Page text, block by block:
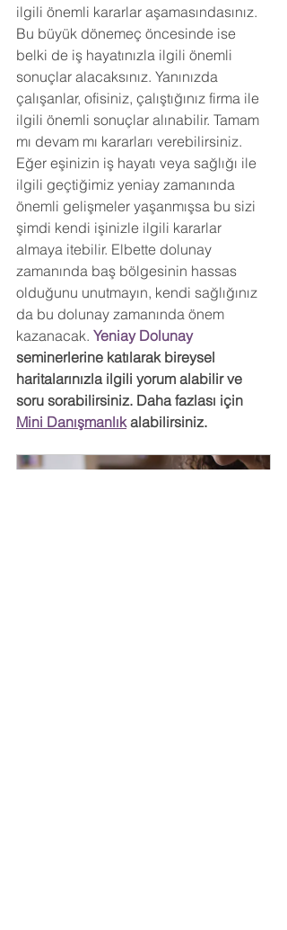
ilgili önemli kararlar aşamasındasınız.
Bu büyük dönemeç öncesinde ise
belki de iş hayatınızla ilgili önemli
sonuçlar alacaksınız. Yanınızda
çalışanlar, ofisiniz, çalıştığınız firma ile
ilgili önemli sonuçlar alınabilir. Tamam
mı devam mı kararları verebilirsiniz.
Eğer eşinizin iş hayatı veya sağlığı ile
ilgili geçtiğimiz yeniay zamanında
önemli gelişmeler yaşanmışsa bu sizi
şimdi kendi işinizle ilgili kararlar
almaya itebilir. Elbette dolunay
zamanında baş bölgesinin hassas
olduğunu unutmayın, kendi sağlığınız
da bu dolunay zamanında önem
kazanacak. Yeniay Dolunay
seminerlerine katılarak bireysel
haritalarınızla ilgili yorum alabilir ve
soru sorabilirsiniz. Daha fazlası için
Mini Danışmanlık alabilirsiniz.